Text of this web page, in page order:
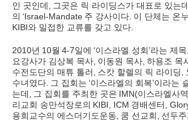
인 곳인데
그곳은 릭 라이딩스가 대표로 있는데
의 ‘Israel-Mandate 주 강사이다 이 단체는 온
KIBI와 밀접한 교류를 갖고 있다
2010년 10월 4-7일에 ‘이스라엘 성회’라는 제
요강사가 김상복 목사 이동원 목사 하용조 목
수전도단의 매튜 톨러
스캇 할렐의 릭 라이딩
수녀였다 그 집회는 ‘이스라엘의 회복’이라는
는데
그 집회를 주최한 곳은 IMN(이스라엘사
리교회 송만석장로의 KIBI, ICM 경배센터 ,
용희교수의 에스더기도운동 쿰 선교회 선두